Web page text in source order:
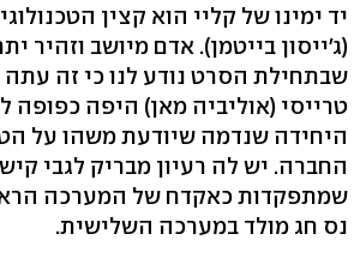
יד ימינו של קליי הוא קצין
(ג'ייסון בייטמן). אדם מיושב וזהיר
שבתחילת הסרט נודע לנו כי זה
טרייסי (אוליביה מאן) היפה כפופה
היחידה שנדמה שיודעת משהו על
החברה. יש לה רעיון מבריק לגבי
שמתפקדות כאקדח של המערכה
נס חג מולד במערכה השלישית.